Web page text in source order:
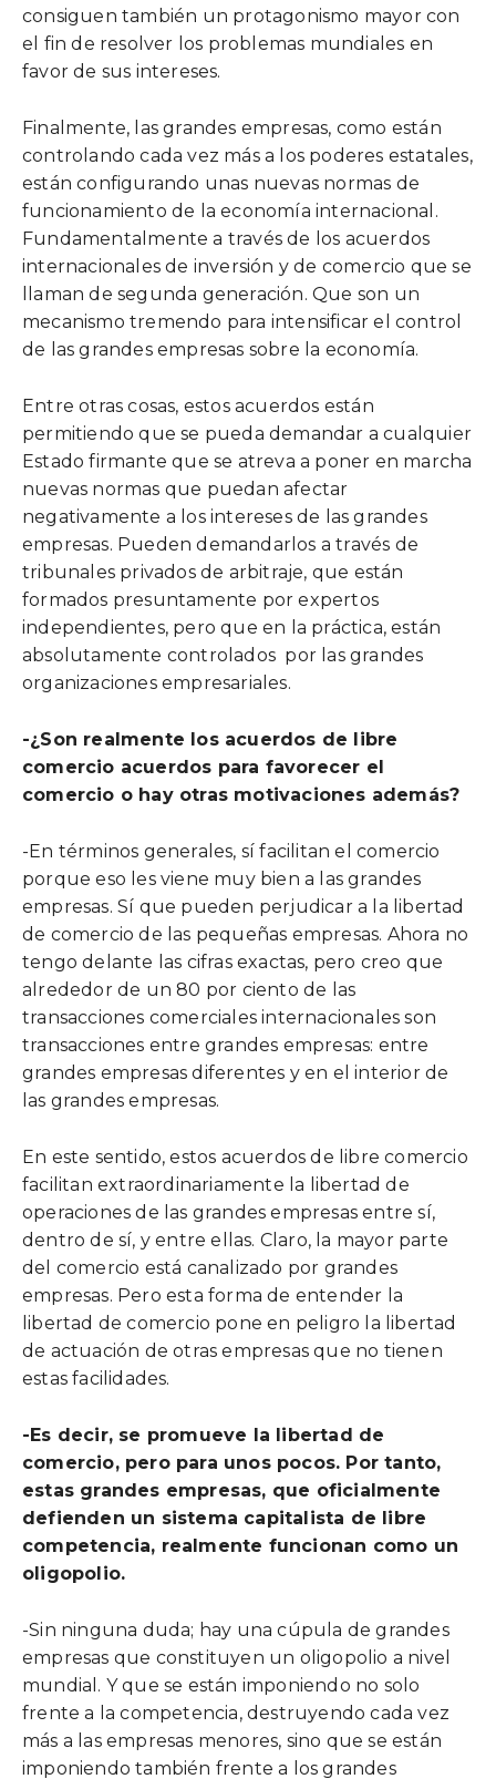
consiguen también un protagonismo mayor con
el fin de resolver los problemas mundiales en
favor de sus intereses.
Finalmente, las grandes empresas, como están
controlando cada vez más a los poderes estatales,
están configurando unas nuevas normas de
funcionamiento de la economía internacional.
Fundamentalmente a través de los acuerdos
internacionales de inversión y de comercio que se
llaman de segunda generación. Que son un
mecanismo tremendo para intensificar el control
de las grandes empresas sobre la economía.
Entre otras cosas, estos acuerdos están
permitiendo que se pueda demandar a cualquier
Estado firmante que se atreva a poner en marcha
nuevas normas que puedan afectar
negativamente a los intereses de las grandes
empresas. Pueden demandarlos a través de
tribunales privados de arbitraje, que están
formados presuntamente por expertos
independientes, pero que en la práctica, están
absolutamente controlados por las grandes
organizaciones empresariales.
-¿Son realmente los acuerdos de libre
comercio acuerdos para favorecer el
comercio o hay otras motivaciones además?
-En términos generales, sí facilitan el comercio
porque eso les viene muy bien a las grandes
empresas. Sí que pueden perjudicar a la libertad
de comercio de las pequeñas empresas. Ahora no
tengo delante las cifras exactas, pero creo que
alrededor de un 80 por ciento de las
transacciones comerciales internacionales son
transacciones entre grandes empresas: entre
grandes empresas diferentes y en el interior de
las grandes empresas.
En este sentido, estos acuerdos de libre comercio
facilitan extraordinariamente la libertad de
operaciones de las grandes empresas entre sí,
dentro de sí, y entre ellas. Claro, la mayor parte
del comercio está canalizado por grandes
empresas. Pero esta forma de entender la
libertad de comercio pone en peligro la libertad
de actuación de otras empresas que no tienen
estas facilidades.
-Es decir, se promueve la libertad de
comercio, pero para unos pocos. Por tanto,
estas grandes empresas, que oficialmente
defienden un sistema capitalista de libre
competencia, realmente funcionan como un
oligopolio.
-Sin ninguna duda; hay una cúpula de grandes
empresas que constituyen un oligopolio a nivel
mundial. Y que se están imponiendo no solo
frente a la competencia, destruyendo cada vez
más a las empresas menores, sino que se están
imponiendo también frente a los grandes